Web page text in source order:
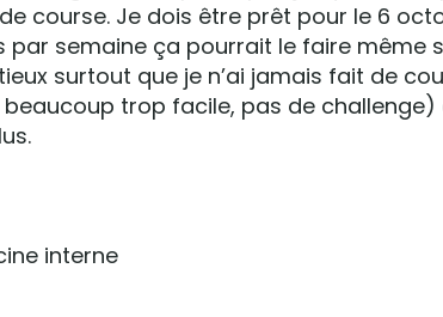
course. Je dois être prêt pour le 6
semaine ça pourrait le faire même
surtout que je n’ai jamais fait de
beaucoup trop facile, pas de
interne